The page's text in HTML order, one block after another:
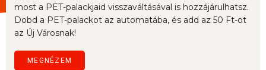
most a PET-palackjaid visszaváltásával is hozzájárulhatsz.
Dobd a PET-palackot az automatába, és add az 50 Ft-ot
az Új Városnak!
MEGNÉZEM